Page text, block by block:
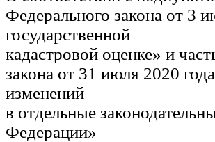
Федерального закона от 3
государственной
кадастровой оценке» и
закона от 31 июля 2020 года
изменений
в отдельные
Федерации»